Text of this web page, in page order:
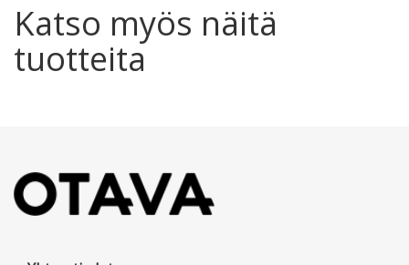
Katso myös näitä
tuotteita